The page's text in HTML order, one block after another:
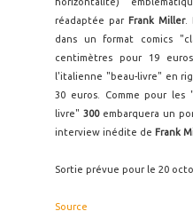
réadaptée par Frank Miller.
dans un format comics
centimètres pour 19
l'italienne "beau-livre" en
30 euros. Comme pour les
livre" 300embarquera un
interview inédite de Frank
Sortie prévue pour le 20
Source